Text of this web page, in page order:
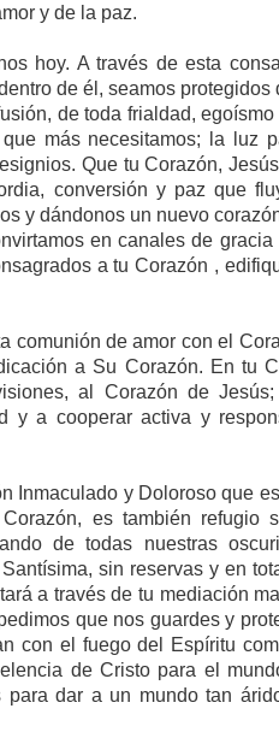
y de la paz.
hoy. A través de esta
de él, seamos protegidos
de toda frialdad,
más necesitamos; la luz
Que tu Corazón,
conversión y paz que
y dándonos un nuevo
en canales de gracia
a tu Corazón ,
comunión de amor con el
a Su Corazón. En tu
al Corazón de
y a cooperar activa y
Inmaculado y Doloroso que
es también refugio
de todas nuestras
sin reservas y en
a través de tu mediación
que nos guardes y
con el fuego del Espíritu
de Cristo para el
para dar a un mundo tan